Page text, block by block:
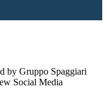
by Gruppo Spaggiari
Social Media